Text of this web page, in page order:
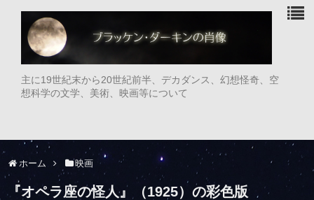
主に19世紀末から20世紀前半、デカダンス、幻想怪奇、空
想科学の文学、美術、映画等について
ホーム 映画
『オペラ座の怪人』（1925）の彩色版